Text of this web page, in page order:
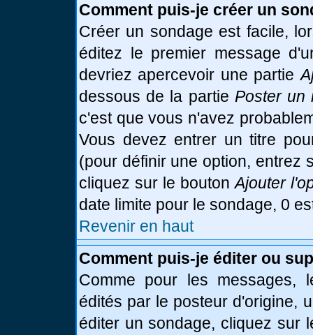
Comment puis-je créer un
Créer un sondage est facile,
éditez le premier message
devriez apercevoir une partie
dessous de la partie Poster un
c'est que vous n'avez
Vous devez entrer un titre
(pour définir une option, entrez
cliquez sur le boutonAjouter
date limite pour le sondage, 0
Revenir en haut
Comment puis-je éditer ou
Comme pour les messages,
édités par le posteur d'origine,
éditer un sondage, cliquez sur